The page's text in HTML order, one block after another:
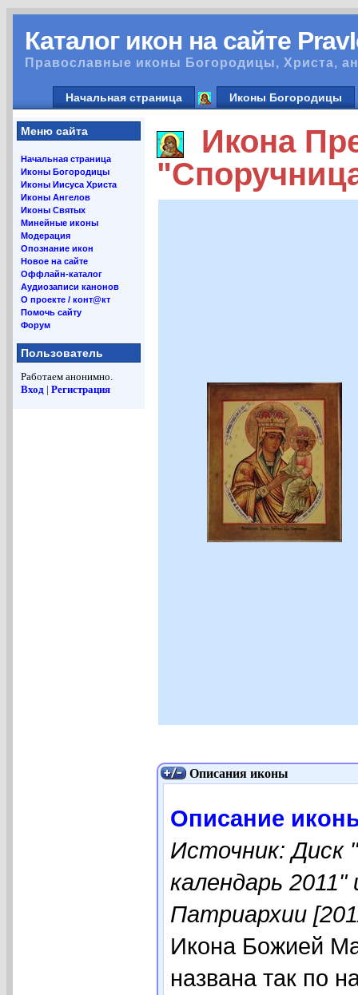
Каталог икон на сайте
Православные иконы Богородицы, Христа,
Начальная страница Иконы Богородицы
Меню сайта
Начальная страница
Иконы Богородицы
Иконы Иисуса Христа
Иконы Ангелов
Иконы Святых
Минейные иконы
Модерация
Опознание икон
Новое на сайте
Оффлайн-каталог
Аудиозаписи канонов
О проекте / конт@кт
Помочь сайту
Форум
Пользователь
Работаем анонимно.
Вход | Регистрация
Икона
Описания иконы
Описание
Источник: Диск
календарь
Патриархии
Икона Божией
названа так по